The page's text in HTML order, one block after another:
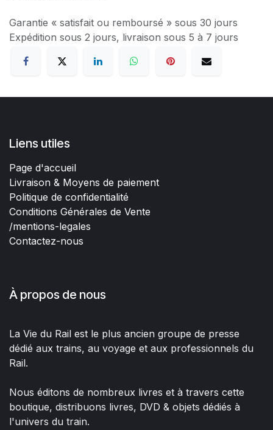
Garantie « satisfait ou remboursé » sous 30 jours
Expédition sous 2 jours, livraison sous 5 à 7 jours
Liens utiles
Page d'accueil
Livraison & Moyens de paiement
Politique de confidentialité
Conditions Générales de Vente
/mentions-legales
Contactez-nous
À propos de nous
La Vie du Rail est le plus ancien groupe de presse
dédié aux trains, au voyage et aux professionnels du
Rail.
Nous éditons de nombreux livres et à travers cette
boutique, distribuons livres, DVD & objets dédiés à
l'univers du train.